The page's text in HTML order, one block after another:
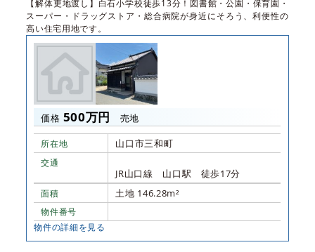
【解体更地渡し】白石小学校徒歩13分！図書館・公園・保育園・
スーパー・ドラッグストア・総合病院が身近にそろう、利便性の
高い住宅用地です。
価格 500万円 売地
所在地 山口市三和町
交通
JR山口線 山口駅 徒歩17分
面積 土地 146.28m²
物件番号
物件の詳細を見る